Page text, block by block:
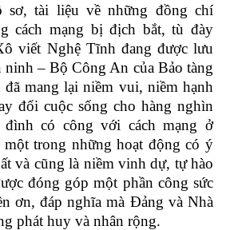
sơ, tài liệu về những đồng chí
cách mạng bị địch bắt, tù đày
viết Nghệ Tĩnh đang được lưu
ninh – Bộ Công An của Bảo tàng
mang lại niềm vui, niềm hạnh
đổi cuộc sống cho hàng nghìn
đình có công với cách mạng ở
trong những hoạt động có ý
và cũng là niềm vinh dự, tự hào
đóng góp một phần công sức
ơn, đáp nghĩa mà Đảng và Nhà
phát huy và nhân rộng.